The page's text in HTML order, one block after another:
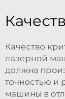
Качество
лазерной
должна
точностью и
машины в